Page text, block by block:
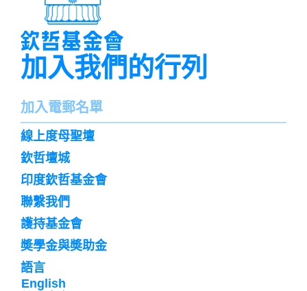
加入我們的行列
名
字
加入電郵名單
訌
閱
線上度母聖壇
欽哲壇城
印度欽哲基金會
聯繫我們
護持基金會
奬學金與奬助金
語言
English